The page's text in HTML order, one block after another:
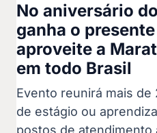
No aniversário
ganha o
aproveite a
em todo Brasil
Evento reunirá mais
de estágio ou
postos de atendimento